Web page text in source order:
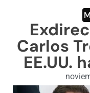
Carlos
EE.UU.